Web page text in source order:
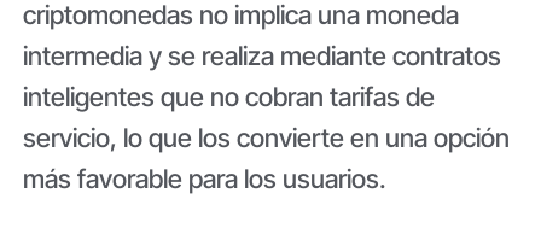
criptomonedas no implica una moneda
intermedia y se realiza mediante contratos
inteligentes que no cobran tarifas de
servicio, lo que los convierte en una opción
más favorable para los usuarios.